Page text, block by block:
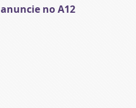
anuncie no A12